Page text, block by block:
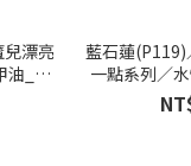
漂亮
油_花
藍石蓮(P119)
一點系列／